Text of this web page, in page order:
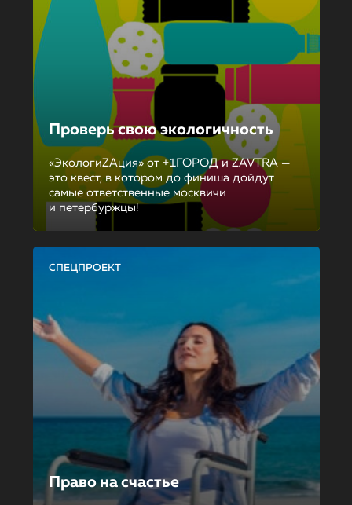
Проверь свою экологичность
«ЭкологиZAция» от +1ГОРОД и ZAVTRA —
это квест, в котором до финиша дойдут
самые ответственные москвичи
и петербуржцы!
СПЕЦПРОЕКТ
Право на счастье